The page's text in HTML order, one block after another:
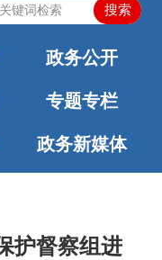
政务公开
专题专栏
政务新媒体
护督察组进